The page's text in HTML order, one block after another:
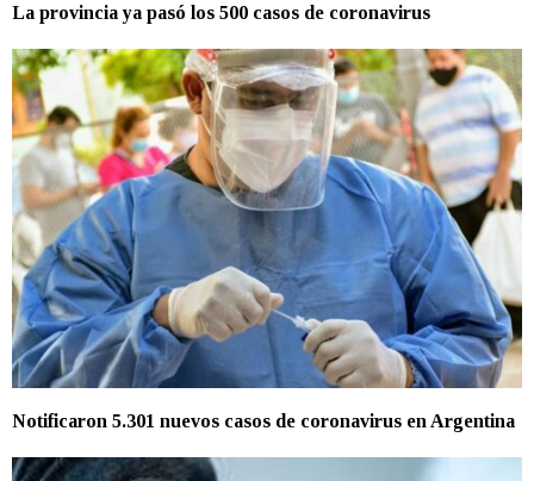
La provincia ya pasó los 500 casos de coronavirus
Notificaron 5.301 nuevos casos de coronavirus en Argentina